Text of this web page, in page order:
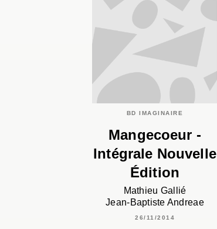
BD IMAGINAIRE
Mangecoeur -
Intégrale Nouvelle
Édition
Mathieu Gallié
Jean-Baptiste Andreae
26/11/2014